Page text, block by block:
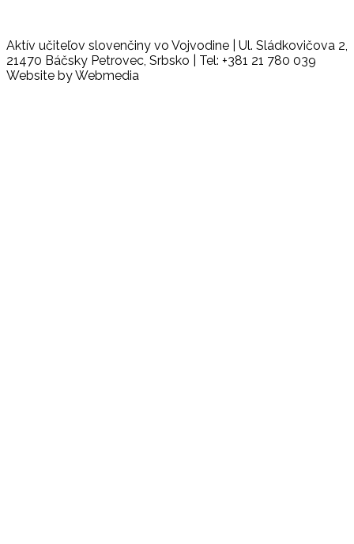
Aktív učiteľov slovenčiny vo Vojvodine | Ul. Sládkovičova 2,
21470 Báčsky Petrovec, Srbsko | Tel: +381 21 780 039
Website by Webmedia